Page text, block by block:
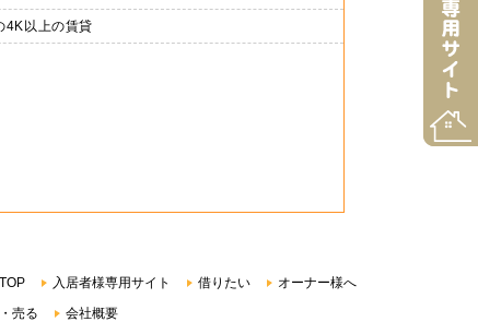
4K以上の賃貸
入居者様専用サイト 借りたい
オーナー様へ
売る
会社概要